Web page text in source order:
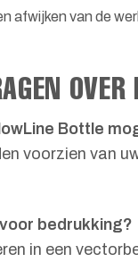
afwijken van de
Bottle
voorzien van
bedrukking?
in een